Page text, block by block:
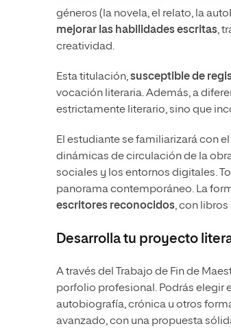
géneros (la novela, el relato, la
mejorar las habilidades escritas,
creatividad.
Esta titulación,susceptible de
vocación literaria. Además, a
estrictamente literario, sino que
El estudiante se familiarizará con
dinámicas de circulación de la
sociales y los entornos digitales.
panorama contemporáneo. La
escritores reconocidos, con
Desarrolla tu proyecto
A través del Trabajo de Fin de
porfolio profesional. Podrás elegir
autobiografía, crónica u otros
avanzado, con una propuesta